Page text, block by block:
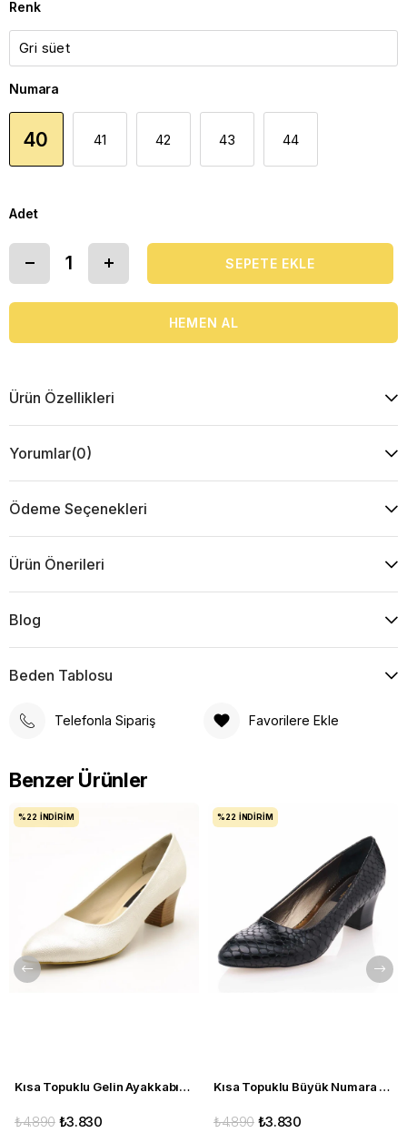
Renk
Numara
40 41 42 43 44
Adet
Ürün Özellikleri
Yorumlar(0)
Ödeme Seçenekleri
Ürün Önerileri
Blog
Beden Tablosu
Telefonla Sipariş Favorilere Ekle
Benzer Ürünler
Kısa Topuklu Gelin Ayakkabısı Büyük Numara 1023 Sedef - 1023 51012 SE-SEDEF
₺3.830
₺4.890
%22 İNDIRIM
Kısa Topuklu Büyük Numara Kadın Stiletto Abiye Ayakkabı 1023 Siyah - 1023 51012 siy-SİYAH
₺3.830
₺4.890
%22 İNDIRIM